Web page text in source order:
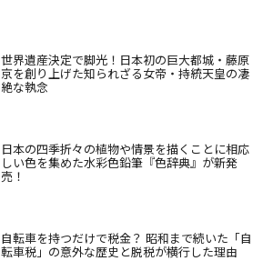
世界遺産決定で脚光！日本初の巨大都城・藤原
京を創り上げた知られざる女帝・持統天皇の凄
絶な執念
日本の四季折々の植物や情景を描くことに相応
しい色を集めた水彩色鉛筆『色辞典』が新発
売！
自転車を持つだけで税金？ 昭和まで続いた「自
転車税」の意外な歴史と脱税が横行した理由